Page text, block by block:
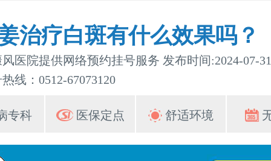
治疗白斑有什么效果吗？
医院提供网络预约挂号服务 发布时间:2024-07-31
线：0512-67073120
专科 医保定点 舒适环境